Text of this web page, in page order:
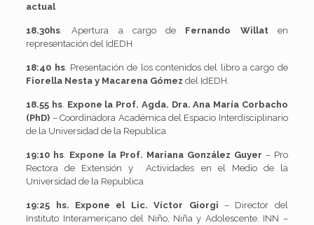
actual
18.30hs. Apertura a cargo de Fernando Willat en
representación del IdEDH
18:40 hs. Presentación de los contenidos del libro a cargo de
Fiorella Nesta y Macarena Gómezdel IdEDH.
18.55 hs. Expone la Prof. Agda. Dra. Ana María Corbacho
(PhD) – Coordinadora Académica del Espacio Interdisciplinario
de la Universidad de la Republica
19:10 hs. Expone la Prof. Mariana González Guyer – Pro
Rectora de Extensión y Actividades en el Medio de la
Universidad de la Republica
19:25 hs. Expone el Lic. Víctor Giorgi – Director del
Instituto Interamericano del Niño, Niña y Adolescente. INN –